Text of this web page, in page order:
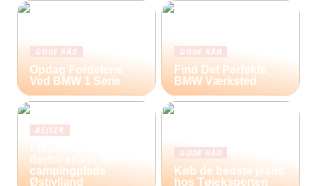
GODE RÅD
Opdag Fordelene
Ved BMW 1 Serie
GODE RÅD
Find Det Perfekte
BMW Værksted
REJSER
derfor elsker børn
campingplads
Østjylland
GODE RÅD
Køb de bedste jeans
hos Tøjeksperten